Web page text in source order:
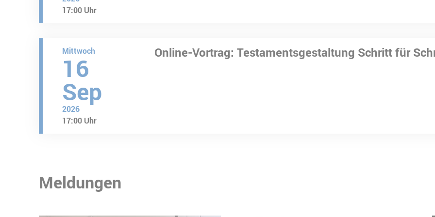
17:00 Uhr
Mittwoch
16
Sep
2026
17:00 Uhr
Online-Vortrag: Testamentsgestaltung Schritt für
Meldungen